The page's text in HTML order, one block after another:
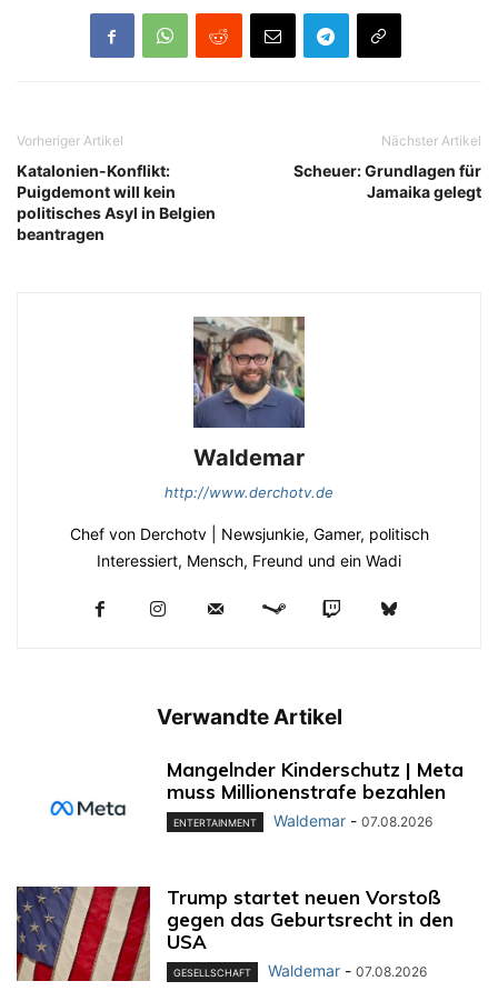
Vorheriger Artikel
Katalonien-Konflikt:
Puigdemont will kein
politisches Asyl in Belgien
beantragen
Nächster Artikel
Scheuer: Grundlagen für
Jamaika gelegt
Waldemar
http://www.derchotv.de
Chef von Derchotv | Newsjunkie, Gamer, politisch
Interessiert, Mensch, Freund und ein Wadi
Verwandte Artikel
Mangelnder Kinderschutz | Meta
muss Millionenstrafe bezahlen
ENTERTAINMENT Waldemar - 07.08.2026
Trump startet neuen Vorstoß
gegen das Geburtsrecht in den
USA
GESELLSCHAFT Waldemar - 07.08.2026